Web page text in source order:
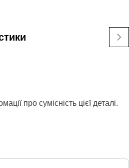
on sockets
про сумісність цієї деталі.